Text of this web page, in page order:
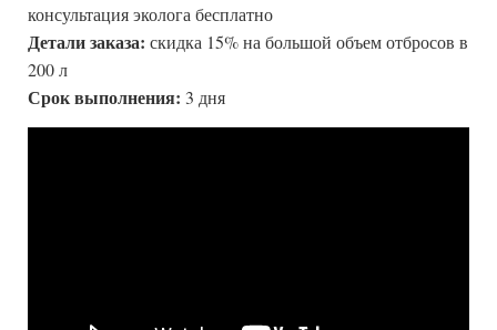
консультация эколога бесплатно
Детали заказа: скидка 15% на большой объем отбросов в
200 л
Срок выполнения: 3 дня